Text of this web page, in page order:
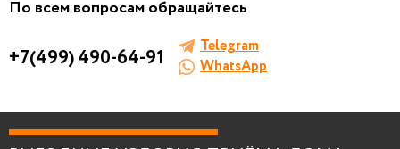
Заполните форму, мы сами к вам позвоним!
Я согласен наобработку персональных
По всем вопросам обращайтесь
+7(499) 490-64-91
Telegram
WhatsApp